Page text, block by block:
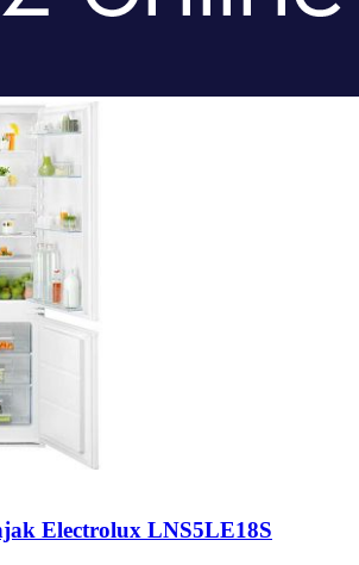
Electrolux LNS5LE18S